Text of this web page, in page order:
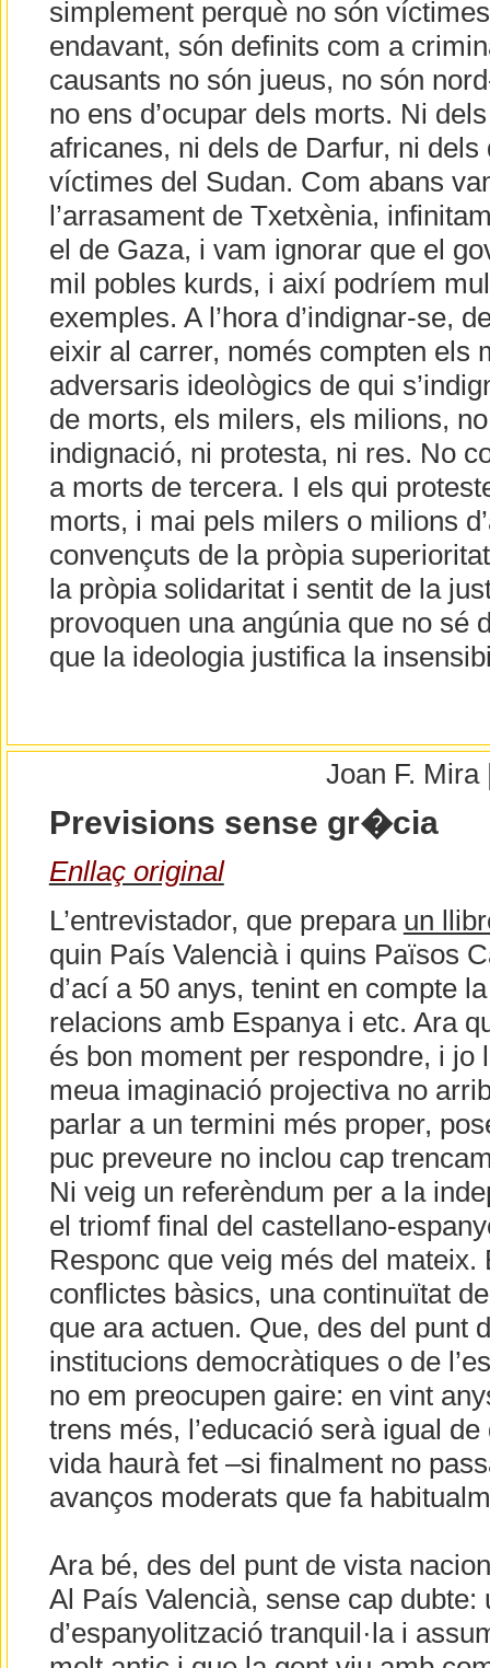
simplement perquè no són
endavant, són definits com a
causants no són jueus, no són
no ens d’ocupar dels morts. Ni
africanes, ni dels de Darfur, ni
víctimes del Sudan. Com abans
l’arrasament de Txetxènia,
el de Gaza, i vam ignorar que el
mil pobles kurds, i així podríem
exemples. A l’hora d’indignar-se,
eixir al carrer, només compten els
adversaris ideològics de qui
de morts, els milers, els milions,
indignació, ni protesta, ni res. No
a morts de tercera. I els qui
morts, i mai pels milers o milions
convençuts de la pròpia
la pròpia solidaritat i sentit de la
provoquen una angúnia que no sé
que la ideologia justifica la
Joan F.
Previsions sense gr�cia
Enllaç original
L’entrevistador, que prepara un
quin País Valencià i quins Països
d’ací a 50 anys, tenint en compte
relacions amb Espanya i etc. Ara
és bon moment per respondre, i jo
meua imaginació projectiva no
parlar a un termini més proper,
puc preveure no inclou cap
Ni veig un referèndum per a la
el triomf final del castellano-
Responc que veig més del mateix.
conflictes bàsics, una continuïtat
que ara actuen. Que, des del punt
institucions democràtiques o de
no em preocupen gaire: en vint
trens més, l’educació serà igual
vida haurà fet –si finalment no
avanços moderats que fa
Ara bé, des del punt de vista
Al País Valencià, sense cap dubte:
d’espanyolització tranquil·la i